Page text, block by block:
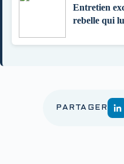
Entretien
rebelle qui
PARTAGER